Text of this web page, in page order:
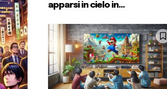
apparsi in cielo in...